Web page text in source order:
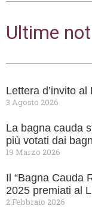
Ultime
Lettera d’invito
3 Agosto 2026
La bagna cauda
più votati dai
19 Marzo 2026
Il “Bagna Cauda
2025 premiati al
2 Febbraio 2026